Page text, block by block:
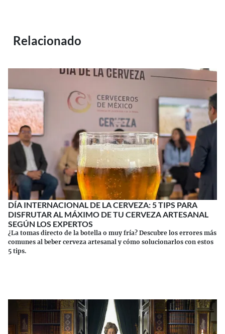
Relacionado
DÍA INTERNACIONAL DE LA CERVEZA: 5 TIPS PARA
DISFRUTAR AL MÁXIMO DE TU CERVEZA ARTESANAL
SEGÚN LOS EXPERTOS
¿La tomas directo de la botella o muy fría? Descubre los errores más
comunes al beber cerveza artesanal y cómo solucionarlos con estos
5 tips.